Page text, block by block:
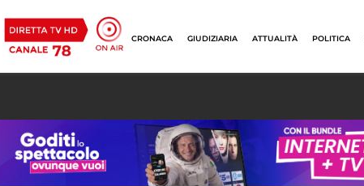
CRONACA GIUDIZIARIA ATTUALITÀ POLITICA